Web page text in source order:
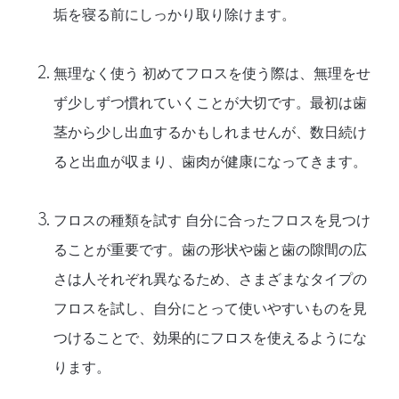
垢を寝る前にしっかり取り除けます。
無理なく使う 初めてフロスを使う際は、無理をせ
ず少しずつ慣れていくことが大切です。最初は歯
茎から少し出血するかもしれませんが、数日続け
ると出血が収まり、歯肉が健康になってきます。
フロスの種類を試す 自分に合ったフロスを見つけ
ることが重要です。歯の形状や歯と歯の隙間の広
さは人それぞれ異なるため、さまざまなタイプの
フロスを試し、自分にとって使いやすいものを見
つけることで、効果的にフロスを使えるようにな
ります。